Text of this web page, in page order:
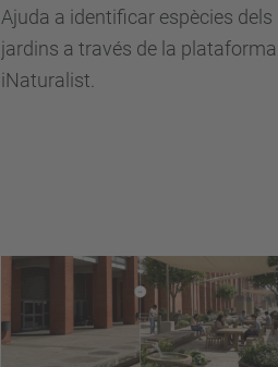
Ajuda a identificar espècies dels
jardins a través de la plataforma
iNaturalist.